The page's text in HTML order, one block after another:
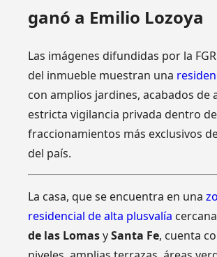
ganó a Emilio Lozoya
Las imágenes difundidas por la
del inmueble muestran una
con amplios jardines, acabados de
estricta vigilancia privada dentro
fraccionamientos más exclusivos
del país.
La casa, que se encuentra en una
residencial de alta plusvalía
de las LomasySanta Fe, cuenta